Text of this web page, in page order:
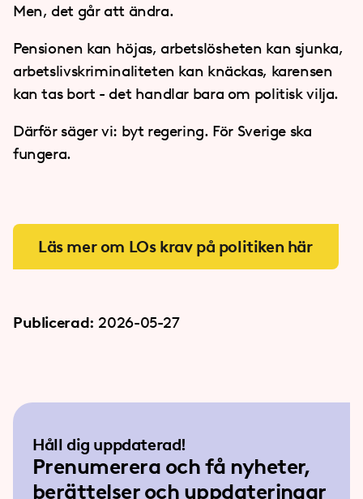
Men, det går att ändra.
Pensionen kan höjas, arbetslösheten kan sjunka,
arbetslivskriminaliteten kan knäckas, karensen
kan tas bort - det handlar bara om politisk vilja.
Därför säger vi: byt regering. För Sverige ska
fungera.
Läs mer om LOs krav på politiken här
Publicerad: 2026-05-27
Håll dig uppdaterad!
Prenumerera och få nyheter,
berättelser och uppdateringar